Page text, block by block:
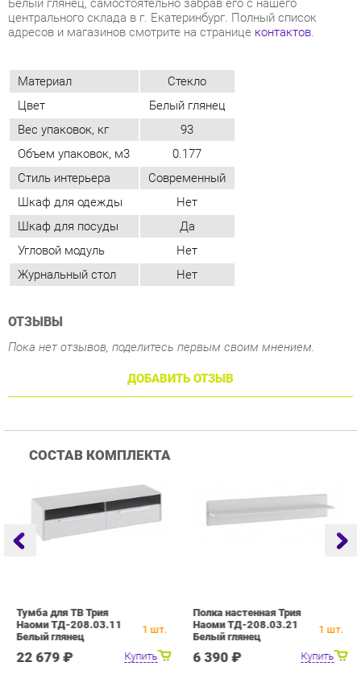
Вес упаковок, кг
93
Объем упаковок, м3
0.177
Шкаф для одежды
Нет
Шкаф для посуды
Да
Угловой модуль
Нет
Журнальный стол
Нет
ОТЗЫВЫ
Пока нет отзывов, поделитесь первым своим мнением.
ДОБАВИТЬ ОТЗЫВ
СОСТАВ КОМПЛЕКТА
Купить
Белый глянец
22 679 ₽
1шт.
6 390 ₽